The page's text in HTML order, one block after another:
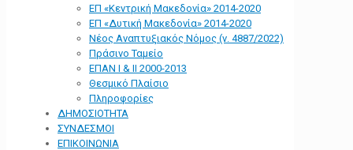
ΕΠ «Kεντρική Μακεδονία» 2014-2020
ΕΠ «Δυτική Μακεδονία» 2014-2020
Νέος Αναπτυξιακός Νόμος (ν. 4887/2022)
Πράσινο Ταμείο
ΕΠΑΝ Ι & ΙΙ 2000-2013
Θεσμικό Πλαίσιο
Πληροφορίες
ΔΗΜΟΣΙΟΤΗΤΑ
ΣΥΝΔΕΣΜΟΙ
ΕΠΙΚΟΙΝΩΝΙΑ